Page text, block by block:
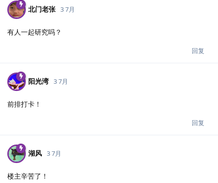
北门老张 3 7月
有人一起研究吗？
回复
阳光湾 3 7月
前排打卡！
回复
湖风 3 7月
楼主辛苦了！